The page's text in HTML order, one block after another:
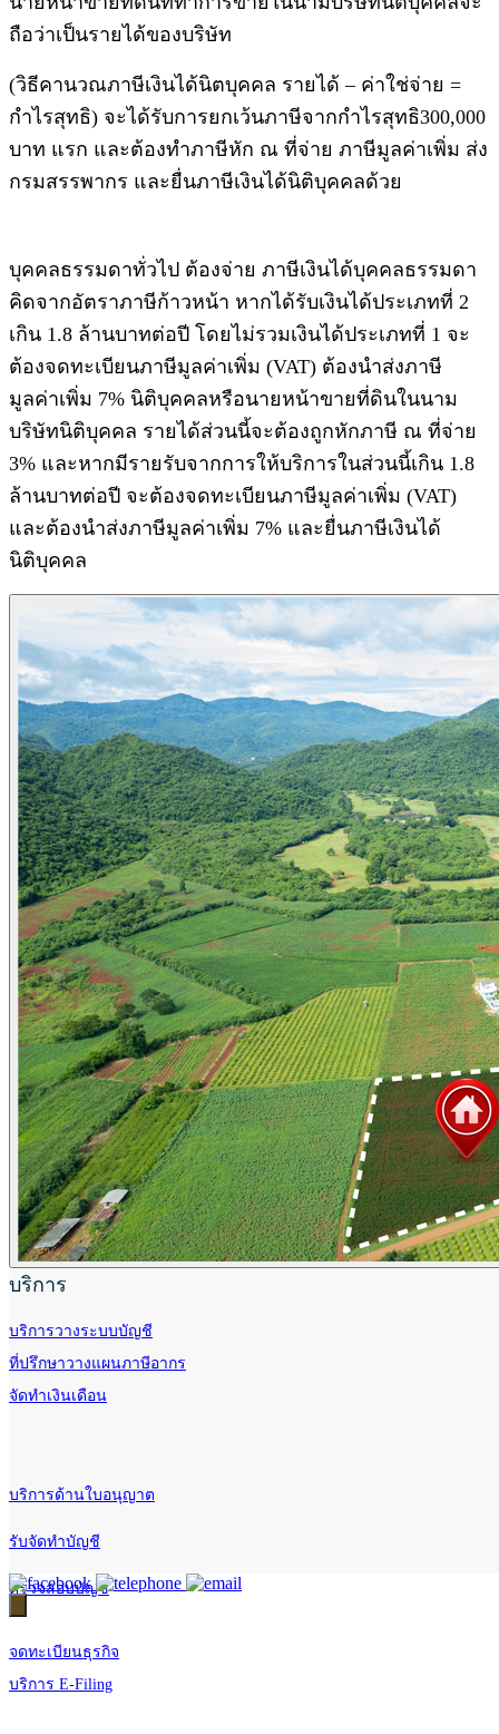
ถือว่าเป็นรายได้ของบริษัท
(วิธีคานวณภาษีเงินได้นิตบุคคล รายได้ – ค่าใช่จ่าย =
กำไรสุทธิ) จะได้รับการยกเว้นภาษีจากกำไรสุทธิ300,000
บาท แรก และต้องทำภาษีหัก ณ ที่จ่าย ภาษีมูลค่าเพิ่ม ส่ง
กรมสรรพากร และยื่นภาษีเงินได้นิติบุคคลด้วย
บุคคลธรรมดาทั่วไป ต้องจ่าย ภาษีเงินได้บุคคลธรรมดา
คิดจากอัตราภาษีก้าวหน้า หากได้รับเงินได้ประเภทที่ 2
เกิน 1.8 ล้านบาทต่อปี โดยไม่รวมเงินได้ประเภทที่ 1 จะ
ต้องจดทะเบียนภาษีมูลค่าเพิ่ม (VAT) ต้องนำส่งภาษี
มูลค่าเพิ่ม 7% นิติบุคคลหรือนายหน้าขายที่ดินในนาม
บริษัทนิติบุคคล รายได้ส่วนนี้จะต้องถูกหักภาษี ณ ที่จ่าย
3% และหากมีรายรับจากการให้บริการในส่วนนี้เกิน 1.8
ล้านบาทต่อปี จะต้องจดทะเบียนภาษีมูลค่าเพิ่ม (VAT)
และต้องนำส่งภาษีมูลค่าเพิ่ม 7% และยื่นภาษีเงินได้
นิติบุคคล
บริการ
บริการวางระบบบัญชี
ที่ปรึกษาวางแผนภาษีอากร
จัดทำเงินเดือน
บริการด้านใบอนุญาต
รับจัดทำบัญชี
ตรวจสอบบัญชี
จดทะเบียนธุรกิจ
บริการ E-Filing